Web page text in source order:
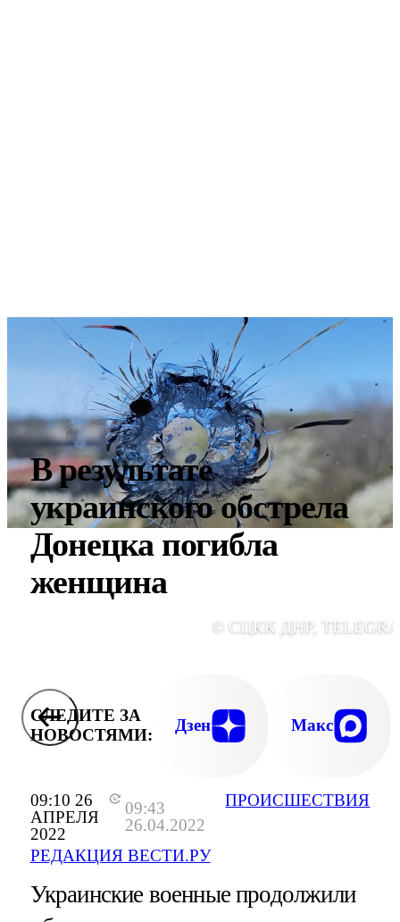
09:10 26
АПРЕЛЯ
2022
09:43
26.04.2022
РЕДАКЦИЯ ВЕСТИ.РУ
ПРОИСШЕСТВИЯ
В результате
украинского обстрела
Донецка погибла
женщина
© СЦКК ДНР,
СЛЕДИТЕ ЗА
НОВОСТЯМИ:
Дзен Макс
Украинские военные продолжили